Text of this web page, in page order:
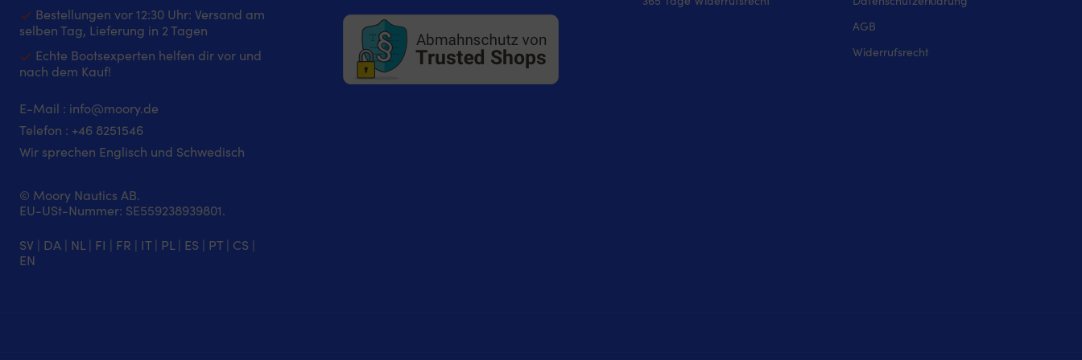
Bestellungen vor 12:30 Uhr: Versand am
selben Tag, Lieferung in 2 Tagen
Echte Bootsexperten helfen dir vor und
nach dem Kauf!
E-Mail : info@moory.de
Telefon : +46 8251546
Wir sprechen Englisch und Schwedisch
© Moory Nautics AB.
EU-USt-Nummer: SE559238939801.
SV | DA | NL | FI | FR | IT| PL | ES | PT| CS |
EN
AGB
Widerrufsrecht